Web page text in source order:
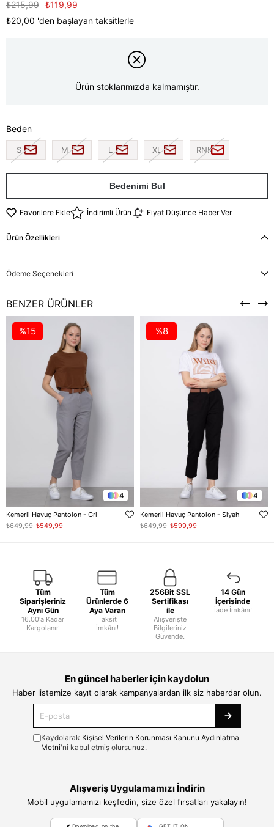
₺215,99 ₺119,99
₺20,00 'den başlayan taksitlerle
Ürün stoklarımızda kalmamıştır.
Beden
S M L XL RNK
Bedenimi Bul
Favorilere Ekle İndirimli Ürün Fiyat Düşünce Haber Ver
Ürün Özellikleri
Ödeme Seçenekleri
BENZER ÜRÜNLER
4
Kemerli Havuç Pantolon - Gri
₺549,99
₺649,99
%15
4
Kemerli Havuç Pantolon - Siyah
₺599,99
₺649,99
%8
Tüm
Siparişleriniz
Aynı Gün
16.00'a Kadar
Kargolanır.
Tüm
Ürünlerde 6
Aya Varan
Taksit
İmkânı!
256Bit SSL
Sertifikası
ile
Alışverişte
Bilgileriniz
Güvende.
14 Gün
İçerisinde
İade İmkânı!
En güncel haberler için kaydolun
Haber listemize kayıt olarak kampanyalardan ilk siz haberdar olun.
Kaydolarak Kişisel Verilerin Korunması Kanunu Aydınlatma
Metni'ni kabul etmiş olursunuz.
Alışveriş Uygulamamızı İndirin
Mobil uygulamamızı keşfedin, size özel fırsatları yakalayın!